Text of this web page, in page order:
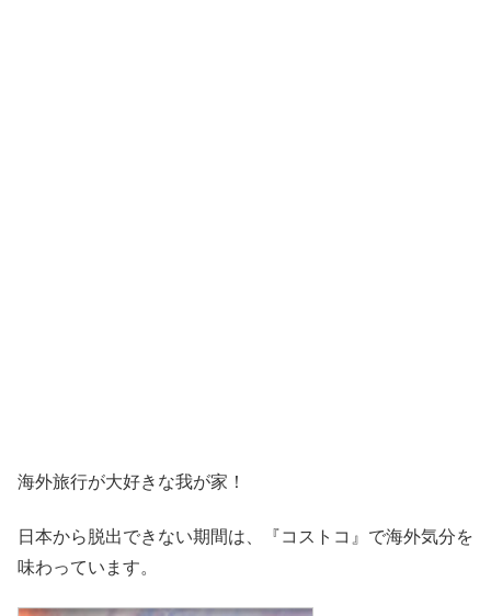
海外旅行が大好きな我が家！
日本から脱出できない期間は、『コストコ』 で海外気分を
味わっています。